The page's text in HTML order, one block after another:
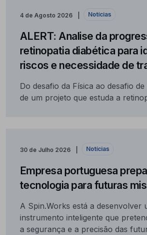
4 de Agosto 2026 Notícias
ALERT: Analise da
retinopatia diabética para
riscos e necessidade de
Do desafio da Física ao desafio
de um projeto que estuda a
30 de Julho 2026 Notícias
Empresa portuguesa
tecnologia para futuras
A Spin.Works está a desenvolver
instrumento inteligente que
a segurança e a precisão das